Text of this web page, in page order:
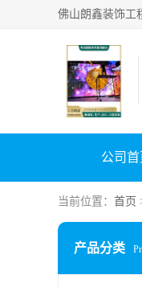
公司首
当前位置： 首页
产品分类